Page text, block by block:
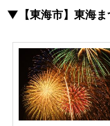
▼【東海市】東海ま